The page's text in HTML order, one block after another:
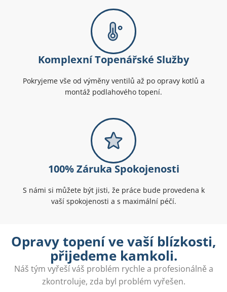
Komplexní Topenářské Služby
Pokryjeme vše od výměny ventilů až po opravy kotlů a
montáž podlahového topení.
100% Záruka Spokojenosti
S námi si můžete být jisti, že práce bude provedena k
vaší spokojenosti a s maximální péčí.
Opravy topení ve vaší blízkosti,
přijedeme kamkoli.
Náš tým vyřeší váš problém rychle a profesionálně a
zkontroluje, zda byl problém vyřešen.